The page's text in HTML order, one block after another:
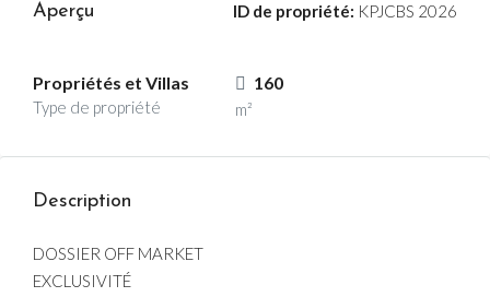
Aperçu ID de propriété: KPJCBS 2026
Propriétés et Villas
Type de propriété
160
m²
Description
DOSSIER OFF MARKET
EXCLUSIVITÉ